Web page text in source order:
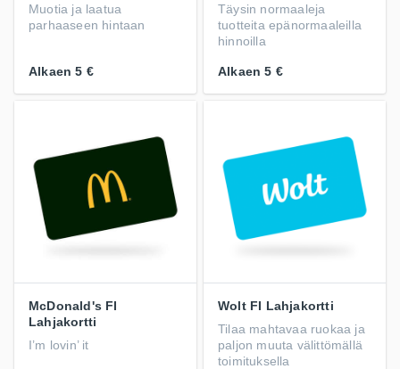
Muotia ja laatua
parhaaseen hintaan
Alkaen 5 €
Täysin normaaleja
tuotteita epänormaaleilla
hinnoilla
Alkaen 5 €
McDonald's FI
Lahjakortti
I’m lovin’ it
Wolt FI Lahjakortti
Tilaa mahtavaa ruokaa ja
paljon muuta välittömällä
toimituksella